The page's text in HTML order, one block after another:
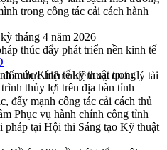
trong công tác cải cách hành
tháng 4 năm 2026
thúc đẩy phát triển nền kinh tế
thực hiện nhiệm vụ quản lý tài
đẩy mạnh công tác cải cách thủ
Phục vụ hành chính công tỉnh
tại Hội thi Sáng tạo Kỹ thuật
mức Kính tế kỹ thuật trong
thủy lợi trên địa bàn tỉnh